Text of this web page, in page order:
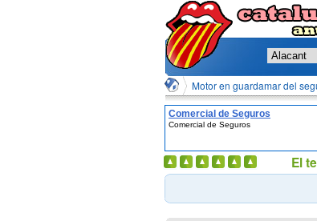
Motor en guardamar del
Comercial de Seguros
Comercial de Seguros
El